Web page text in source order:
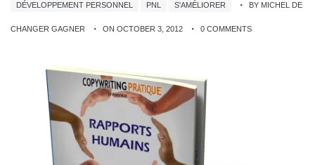
DÉVELOPPEMENT PERSONNEL PNL S'AMÉLIORER BY MICHEL DE
CHANGER GAGNER ON OCTOBER 3, 2012 0 COMMENTS